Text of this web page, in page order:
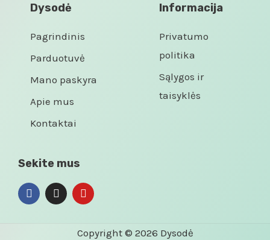
Dysodė
Pagrindinis
Parduotuvė
Mano paskyra
Apie mus
Kontaktai
Informacija
Privatumo
politika
Sąlygos ir
taisyklės
Sekite mus
Copyright © 2026 Dysodė